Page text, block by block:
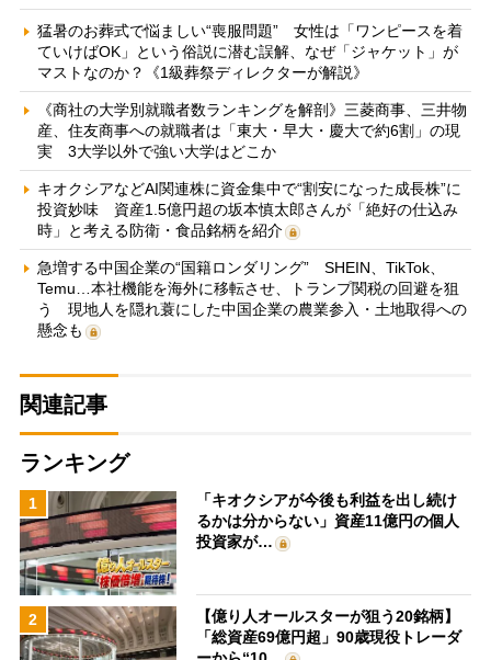
猛暑のお葬式で悩ましい“喪服問題” 女性は「ワンピースを着
ていけばOK」という俗説に潜む誤解、なぜ「ジャケット」が
マストなのか？《1級葬祭ディレクターが解説》
《商社の大学別就職者数ランキングを解剖》三菱商事、三井物
産、住友商事への就職者は「東大・早大・慶大で約6割」の現
実 3大学以外で強い大学はどこか
キオクシアなどAI関連株に資金集中で“割安になった成長株”に
投資妙味 資産1.5億円超の坂本慎太郎さんが「絶好の仕込み
時」と考える防衛・食品銘柄を紹介
急増する中国企業の“国籍ロンダリング” SHEIN、TikTok、
Temu…本社機能を海外に移転させ、トランプ関税の回避を狙
う 現地人を隠れ蓑にした中国企業の農業参入・土地取得への
懸念も
関連記事
ランキング
1
「キオクシアが今後も利益を出し続け
るかは分からない」資産11億円の個人
投資家が…
2
【億り人オールスターが狙う20銘柄】
「総資産69億円超」90歳現役トレーダ